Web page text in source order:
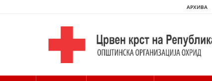
АРХИВА